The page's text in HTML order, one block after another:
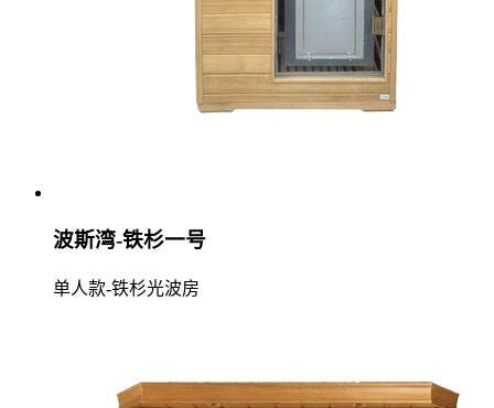
波斯湾-铁杉一号
单人款-铁杉光波房